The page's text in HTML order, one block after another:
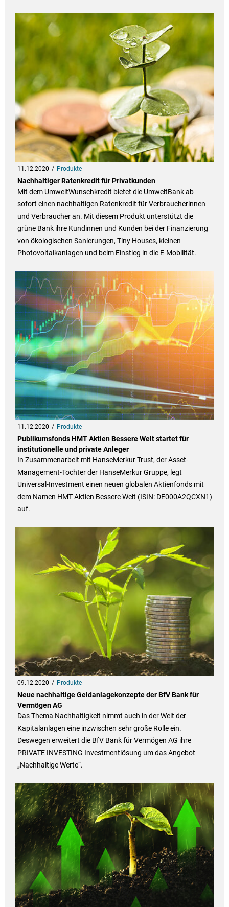
11.12.2020 Produkte
Nachhaltiger Ratenkredit für Privatkunden
Mit dem UmweltWunschkredit bietet die UmweltBank ab
sofort einen nachhaltigen Ratenkredit für Verbraucherinnen
und Verbraucher an. Mit diesem Produkt unterstützt die
grüne Bank ihre Kundinnen und Kunden bei der Finanzierung
von ökologischen Sanierungen, Tiny Houses, kleinen
Photovoltaikanlagen und beim Einstieg in die E-Mobilität.
11.12.2020 Produkte
Publikumsfonds HMT Aktien Bessere Welt startet für
institutionelle und private Anleger
In Zusammenarbeit mit HanseMerkur Trust, der Asset-
Management-Tochter der HanseMerkur Gruppe, legt
Universal-Investment einen neuen globalen Aktienfonds mit
dem Namen HMT Aktien Bessere Welt (ISIN: DE000A2QCXN1)
auf.
09.12.2020 Produkte
Neue nachhaltige Geldanlagekonzepte der BfV Bank für
Vermögen AG
Das Thema Nachhaltigkeit nimmt auch in der Welt der
Kapitalanlagen eine inzwischen sehr große Rolle ein.
Deswegen erweitert die BfV Bank für Vermögen AG ihre
PRIVATE INVESTING Investmentlösung um das Angebot
„Nachhaltige Werte“.